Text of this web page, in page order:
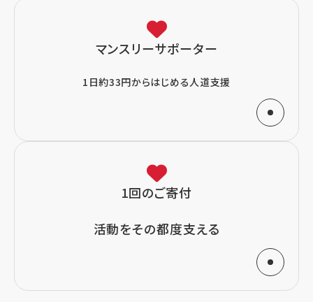
マンスリーサポーター
1日約33円からはじめる人道支援
1回のご寄付
活動をその都度支える